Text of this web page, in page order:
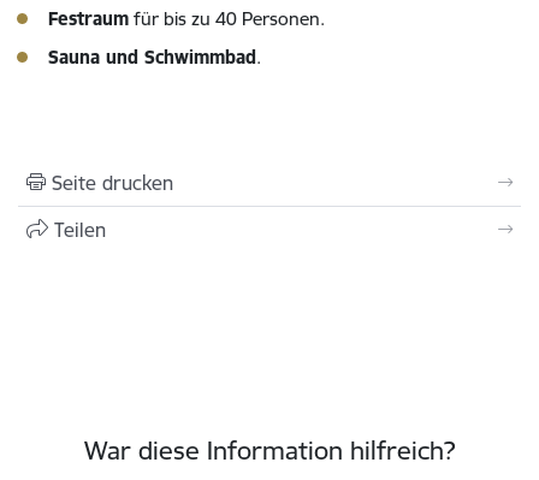
Festraum für bis zu 40 Personen.
Sauna und Schwimmbad.
Seite drucken
Teilen
War diese Information hilfreich?